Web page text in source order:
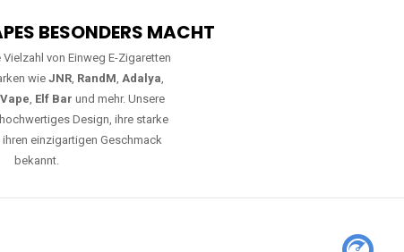
BESONDERS MACHT
von Einweg E-Zigaretten
wie JNR, RandM, Adalya,
, Elf Bar und mehr. Unsere
Design, ihre starke
einzigartigen Geschmack
bekannt.